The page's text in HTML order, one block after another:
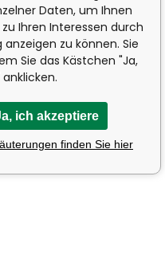
Daten, um Ihnen
Ihren Interessen durch
zu können. Sie
Sie das Kästchen "Ja,
ich akzeptiere
finden Sie hier